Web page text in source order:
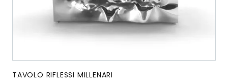
TAVOLO RIFLESSI MILLENARI